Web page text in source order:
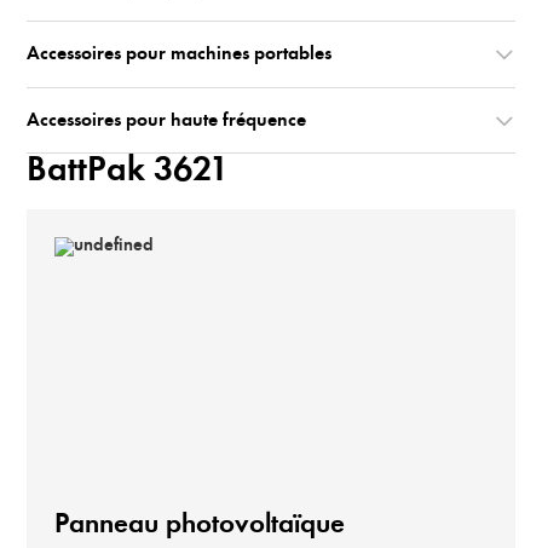
Accessoires pour machines portables
Accessoires pour haute fréquence
BattPak 3621
Panneau photovoltaïque